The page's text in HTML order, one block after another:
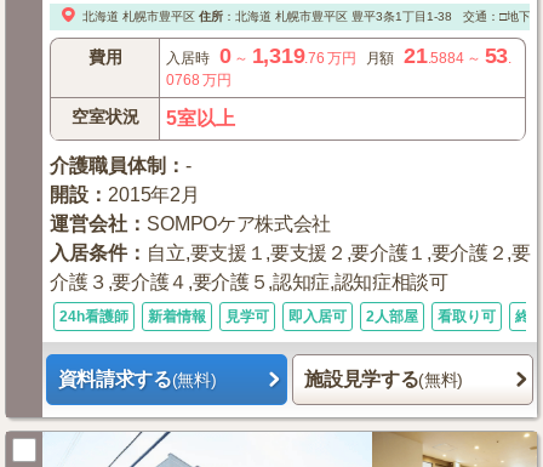
北海道 札幌市豊平区 住所： 北海道 札幌市豊平区豊平3条1丁目1-38 交通：□地下
費用 入居時 0～ 1,319.76 万円 月額 21.5884～ 53.
0768 万円
空室状況 5室以上
介護職員体制 ：-
開設 ： 2015年2月
運営会社 ： SOMPOケア株式会社
入居条件： 自立,要支援１,要支援２,要介護１,要介護２,要
介護３,要介護４,要介護５,認知症,認知症相談可
24h看護師 新着情報 見学可 即入居可 2人部屋 看取り可 終
資料請求する(無料) 施設見学する(無料)